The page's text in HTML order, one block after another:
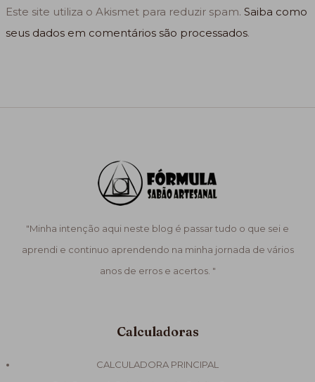
Este site utiliza o Akismet para reduzir spam.Saiba como
seus dados em comentários são processados.
"Minha intenção aqui neste blog é passar tudo o que sei e
aprendi e continuo aprendendo na minha jornada de vários
anos de erros e acertos. "
Calculadoras
CALCULADORA PRINCIPAL